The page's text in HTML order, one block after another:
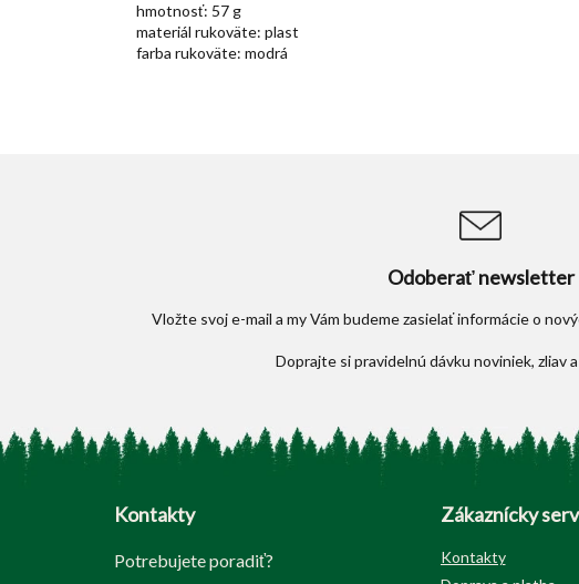
hmotnosť: 57 g
materiál rukoväte: plast
farba rukoväte: modrá
Odoberať newsletter
Vložte svoj e-mail a my Vám budeme zasielať informácie o
Z
Kontakty
Potrebujete poradiť?
Zákaznícky
Kontakty